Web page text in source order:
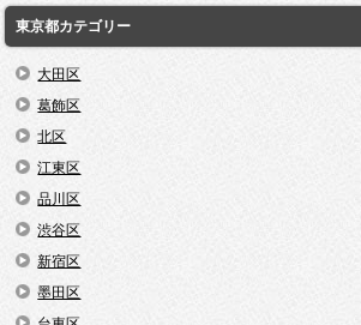
東京都カテゴリー
大田区
葛飾区
北区
江東区
品川区
渋谷区
新宿区
墨田区